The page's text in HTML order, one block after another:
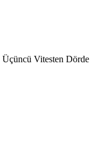
Üçüncü Vitesten Dörde